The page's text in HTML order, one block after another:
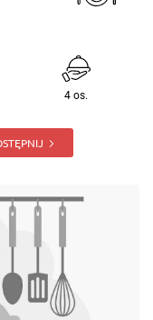
4 os.